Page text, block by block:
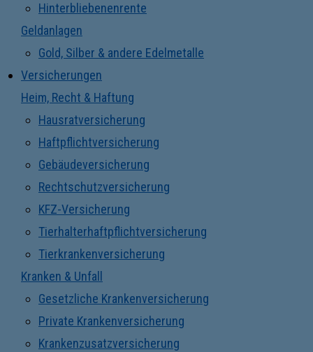
Hinterbliebenenrente
Geldanlagen
Gold, Silber & andere Edelmetalle
Versicherungen
Heim, Recht & Haftung
Hausratversicherung
Haftpflichtversicherung
Gebäudeversicherung
Rechtschutzversicherung
KFZ-Versicherung
Tierhalterhaftpflichtversicherung
Tierkrankenversicherung
Kranken & Unfall
Gesetzliche Krankenversicherung
Private Krankenversicherung
Krankenzusatzversicherung